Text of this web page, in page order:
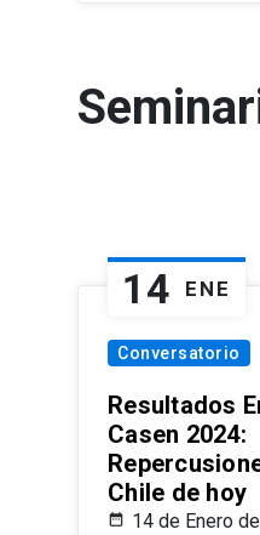
14 ENE
Conversatorio
Resultados
Casen 2024:
Chile de hoy
14 de Enero